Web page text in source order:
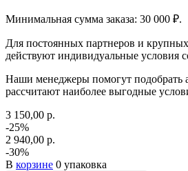
Минимальная сумма заказа: 30 000 ₽.
Для постоянных партнеров и
действуют индивидуальные условия
Наши менеджеры помогут подобрать
рассчитают наиболее выгодные
3 150,00 р.
-25%
2 940,00 р.
-30%
В корзине 0 упаковка